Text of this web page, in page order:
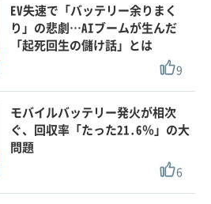
EV失速で「バッテリー余りまく
り」の悲劇…AIブームが生んだ
「起死回生の儲け話」とは
9
モバイルバッテリー発火が相次
ぐ、回収率「たった21.6％」の大
問題
6